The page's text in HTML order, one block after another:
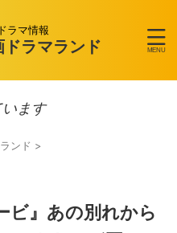
ラマ情報
ラマランド
ます
ンド >
ビ』あの別れから